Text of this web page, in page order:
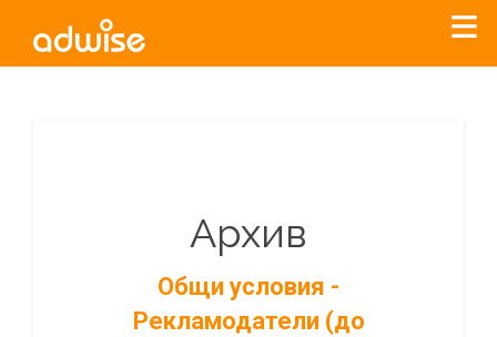
Архив
Общи условия -
Рекламодатели (до